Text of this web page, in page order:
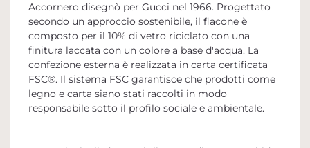
Accornero disegnò per Gucci nel 1966. Progettato
secondo un approccio sostenibile, il flacone è
composto per il 10% di vetro riciclato con una
finitura laccata con un colore a base d'acqua. La
confezione esterna è realizzata in carta certificata
FSC®. Il sistema FSC garantisce che prodotti come
legno e carta siano stati raccolti in modo
responsabile sotto il profilo sociale e ambientale.